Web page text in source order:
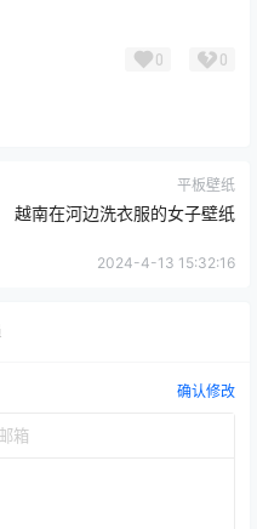
0 0
平板壁纸
越南在河边洗衣服的女子壁纸
2024-4-13 15:32:16
确认修改